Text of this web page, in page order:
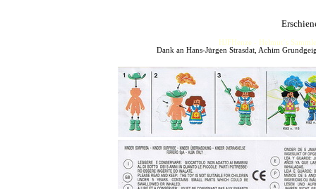
HJFHenze - Helmut´s
Dank an Hans-Jürgen Strasdat, Achim